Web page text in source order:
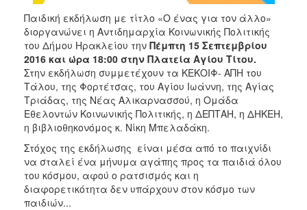
Παιδική εκδήλωση με τίτλο «Ο ένας για τον άλλο»
διοργανώνει η Αντιδημαρχία Κοινωνικής Πολιτικής
του Δήμου Ηρακλείου την Πέμπτη 15 Σεπτεμβρίου
2016 και ώρα 18:00 στην Πλατεία Αγίου Τίτου.
Στην εκδήλωση συμμετέχουν τα ΚΕΚΟΙΦ- ΑΠΗ του
Τάλου, της Φορτέτσας, του Αγίου Ιωάννη, της Αγίας
Τριάδας, της Νέας Αλικαρνασσού, η Ομάδα
Εθελοντών Κοινωνικής Πολιτικής, η ΔΕΠΤΑΗ, η ΔΗΚΕΗ,
η βιβλιοθηκονόμος κ. Νίκη Μπελαδάκη.
Στόχος της εκδήλωσης είναι μέσα από το παιχνίδι
να σταλεί ένα μήνυμα αγάπης προς τα παιδιά όλου
του κόσμου, αφού ο ρατσισμός και η
διαφορετικότητα δεν υπάρχουν στον κόσμο των
παιδιών...